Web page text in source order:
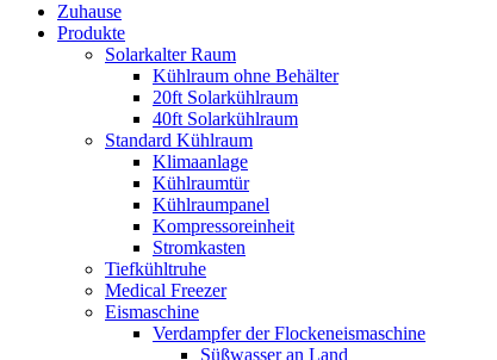
Zuhause
Produkte
Solarkalter Raum
Kühlraum ohne Behälter
20ft Solarkühlraum
40ft Solarkühlraum
Standard Kühlraum
Klimaanlage
Kühlraumtür
Kühlraumpanel
Kompressoreinheit
Stromkasten
Tiefkühltruhe
Medical Freezer
Eismaschine
Verdampfer der Flockeneismaschine
Süßwasser an Land